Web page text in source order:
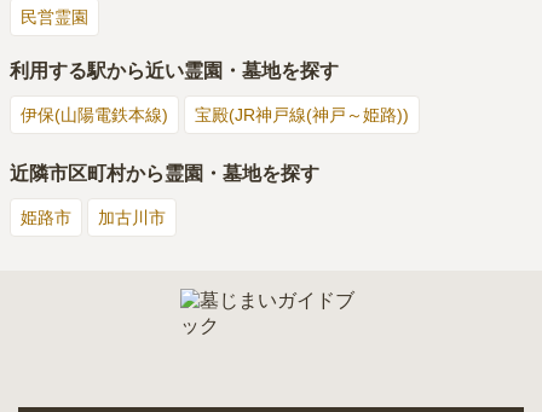
民営霊園
利用する駅から近い霊園・墓地を探す
伊保(山陽電鉄本線) 宝殿(JR神戸線(神戸～姫路))
近隣市区町村から霊園・墓地を探す
姫路市 加古川市